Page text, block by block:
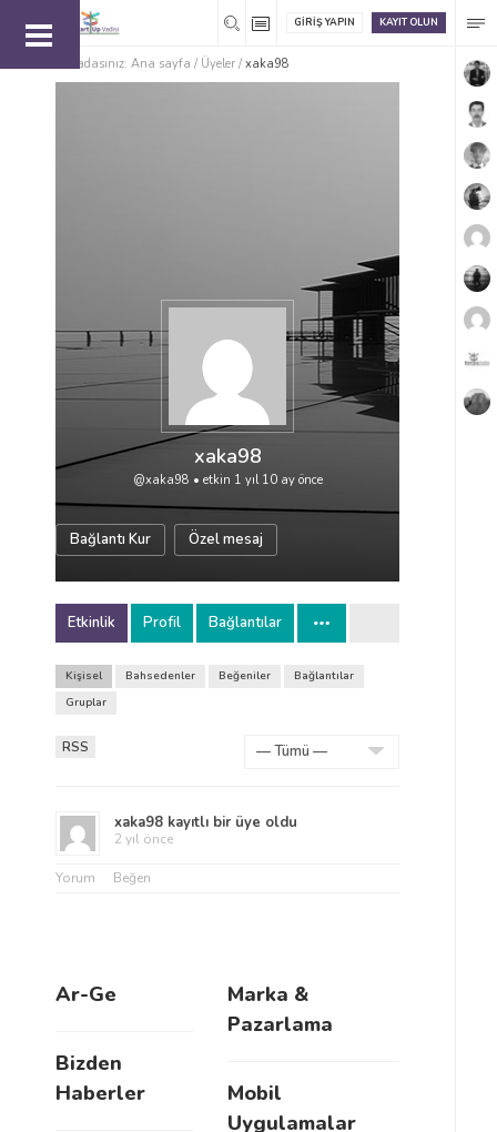
KAYIT OLUN
GIRIŞ YAPIN
Buradasınız: Ana sayfa / Üyeler / xaka98
xaka98
@xaka98 • etkin 1 yıl 10 ay önce
Bağlantı Kur Özel mesaj
Etkinlik Profil Bağlantılar
Kişisel Bahsedenler Beğeniler
Bağlantılar
Gruplar
RSS
xaka98 kayıtlı bir üye oldu
2 yıl önce
Yorum Beğen
Ar-Ge
Bizden
Haberler
Marka &
Pazarlama
Mobil
Uygulamalar